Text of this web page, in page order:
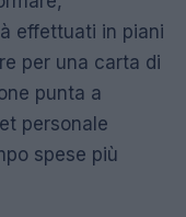
effettuati in piani
per una carta di
punta a
personale
spese più